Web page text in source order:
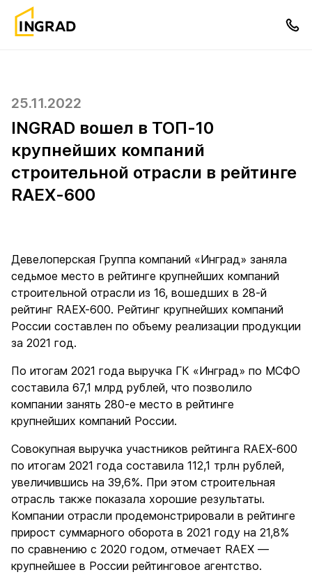
25.11.2022
INGRAD вошел в ТОП-10
крупнейших компаний
строительной отрасли в рейтинге
RAEX-600
Девелоперская Группа компаний «Инград» заняла
седьмое место в рейтинге крупнейших компаний
строительной отрасли из 16, вошедших в 28-й
рейтинг RAEX-600. Рейтинг крупнейших компаний
России составлен по объему реализации продукции
за 2021 год.
По итогам 2021 года выручка ГК «Инград» по МСФО
составила 67,1 млрд рублей, что позволило
компании занять 280-е место в рейтинге
крупнейших компаний России.
Совокупная выручка участников рейтинга RAEX-600
по итогам 2021 года составила 112,1 трлн рублей,
увеличившись на 39,6%. При этом строительная
отрасль также показала хорошие результаты.
Компании отрасли продемонстрировали в рейтинге
прирост суммарного оборота в 2021 году на 21,8%
по сравнению с 2020 годом, отмечает RAEX —
крупнейшее в России рейтинговое агентство.